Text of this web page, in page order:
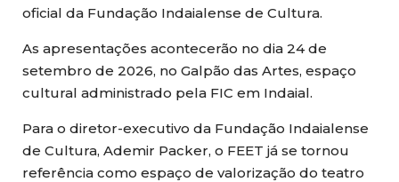
oficial da Fundação Indaialense de Cultura.
As apresentações acontecerão no dia 24 de
setembro de 2026, no Galpão das Artes, espaço
cultural administrado pela FIC em Indaial.
Para o diretor-executivo da Fundação Indaialense
de Cultura, Ademir Packer, o FEET já se tornou
referência como espaço de valorização do teatro